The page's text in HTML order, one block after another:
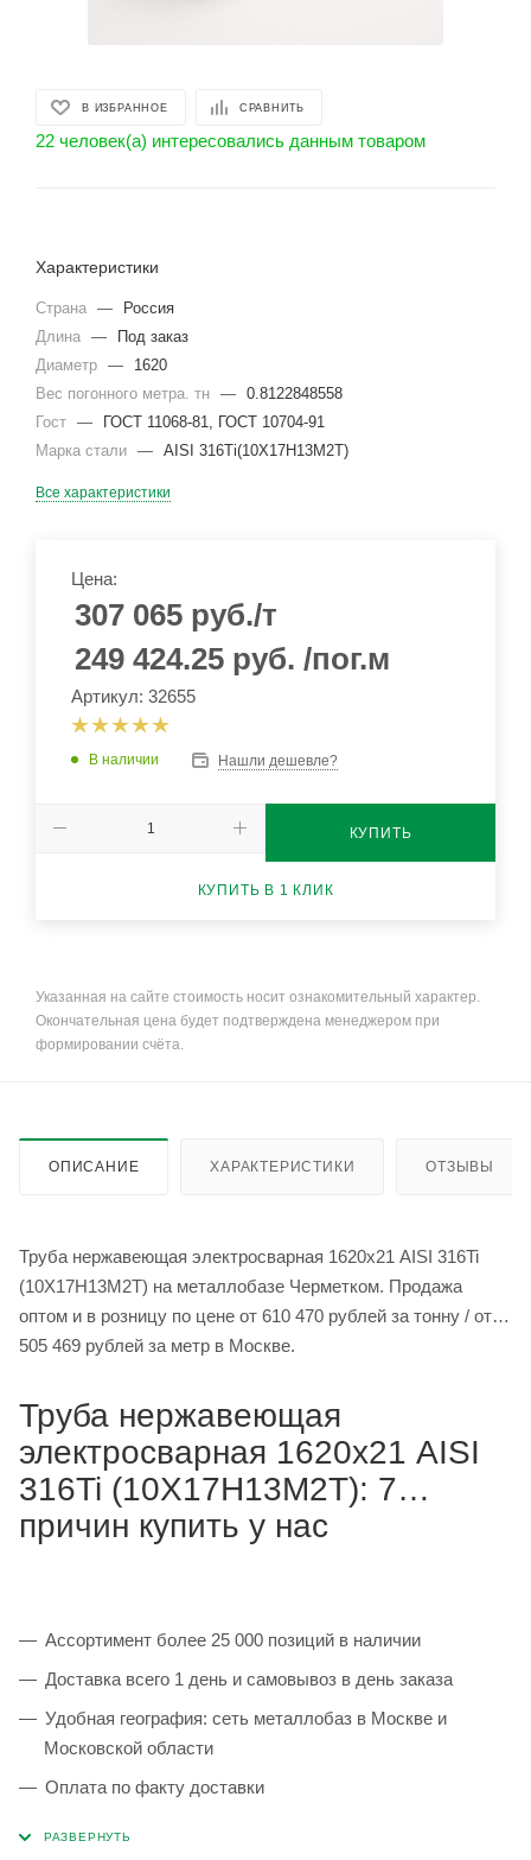
В ИЗБРАННОЕ СРАВНИТЬ
22 человек(а) интересовались данным товаром
Характеристики
Страна —
Россия
Длина —
Под заказ
Диаметр —
1620
Вес погонного метра. тн — 0.8122848558
Гост —
ГОСТ 11068-81, ГОСТ 10704-91
Марка стали — AISI 316Ti(10Х17Н13М2Т)
Все характеристики
Цена:
307 065 руб./т
249 424.25 руб. /пог.м
Артикул: 32655
В наличии Нашли дешевле?
КУПИТЬ
КУПИТЬ В 1 КЛИК
Указанная на сайте стоимость носит ознакомительный характер.
Окончательная цена будет подтверждена менеджером при
формировании счёта.
ОПИСАНИЕ ХАРАКТЕРИСТИКИ ОТЗЫВЫ
Труба нержавеющая электросварная 1620х21 AISI 316Ti
(10Х17Н13М2Т) на металлобазе Черметком. Продажа
оптом и в розницу по цене от 610 470 рублей за тонну / от
505 469 рублей за метр в Москве.
Труба нержавеющая
электросварная 1620х21 AISI
316Ti (10Х17Н13М2Т): 7
причин купить у нас
Ассортимент более 25 000 позиций в наличии
Доставка всего 1 день и самовывоз в день заказа
Удобная география: сеть металлобаз в Москве и
Московской области
Оплата по факту доставки